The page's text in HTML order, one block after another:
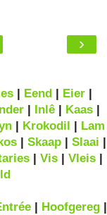
›
| Eend Eier|
Inlê Kaas
Krokodil
Lam
| Skaap| Slaai
| Vis| Vleis|
| Hoofgereg|